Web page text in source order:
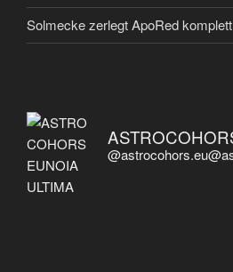
Solmecke zerlegt ApoRed komplett